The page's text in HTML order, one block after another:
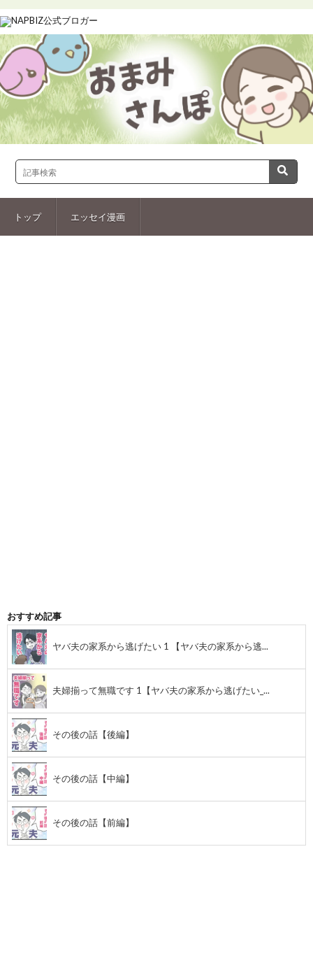
トップ エッセイ漫画
おすすめ記事
ヤバ夫の家系から逃げたい 1 【ヤバ夫の家系から逃...
夫婦揃って無職です 1【ヤバ夫の家系から逃げたい_...
その後の話【後編】
その後の話【中編】
その後の話【前編】